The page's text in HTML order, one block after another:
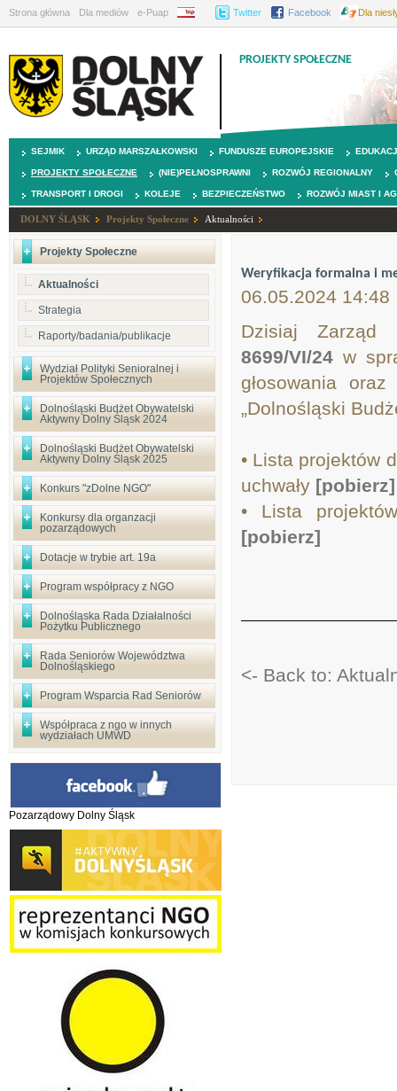
Strona główna Dla mediów e-Puap BIP Twitter Facebook Dla
PROJEKTY SPOŁECZNE
SEJMIK URZĄD MARSZAŁKOWSKI FUNDUSZE EUROPEJSKIE
PROJEKTY SPOŁECZNE (NIE)PEŁNOSPRAWNI ROZWÓJ REGIONALNY
TRANSPORT I DROGI KOLEJE BEZPIECZEŃSTWO ROZWÓJ MIAST I
DOLNY ŚLĄSK Projekty Społeczne Aktualności
Projekty Społeczne
Aktualności
Strategia
Raporty/badania/publikacje
Wydział Polityki Senioralnej i
Projektów Społecznych
Dolnośląski Budżet Obywatelski
Aktywny Dolny Śląsk 2024
Dolnośląski Budżet Obywatelski
Aktywny Dolny Śląsk 2025
Konkurs "zDolne NGO"
Konkursy dla organzacji
pozarządowych
Dotacje w trybie art. 19a
Program współpracy z NGO
Dolnośląska Rada Działalności
Pożytku Publicznego
Rada Seniorów Województwa
Dolnośląskiego
Program Wsparcia Rad Seniorów
Współpraca z ngo w innych
wydziałach UMWD
Pozarządowy Dolny Śląsk
Weryfikacja formalna i
06.05.2024 14:48
Dzisiaj Zarząd
8699/VI/24 w
głosowania
„Dolnośląski
• Lista projektów
uchwały [pobierz]
• Lista
[pobierz]
<- Back to: